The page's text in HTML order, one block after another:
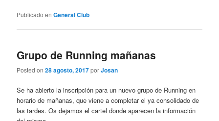
Publicado en General Club
Grupo de Running mañanas
Posted on28 agosto, 2017porJosan
Se ha abierto la inscripción para un nuevo grupo de Running en
horario de mañanas, que viene a completar el ya consolidado de
las tardes. Os dejamos el cartel donde aparecen la información